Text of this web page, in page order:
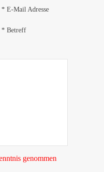
* E-Mail Adresse
* Betreff
genommen